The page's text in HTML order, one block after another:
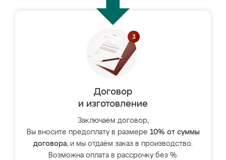
Договор
и изготовление
Заключаем договор,
Вы вносите предоплату в размере 10% от суммы
договора, и мы отдаём заказ в производство.
Возможна оплата в рассрочку без %.